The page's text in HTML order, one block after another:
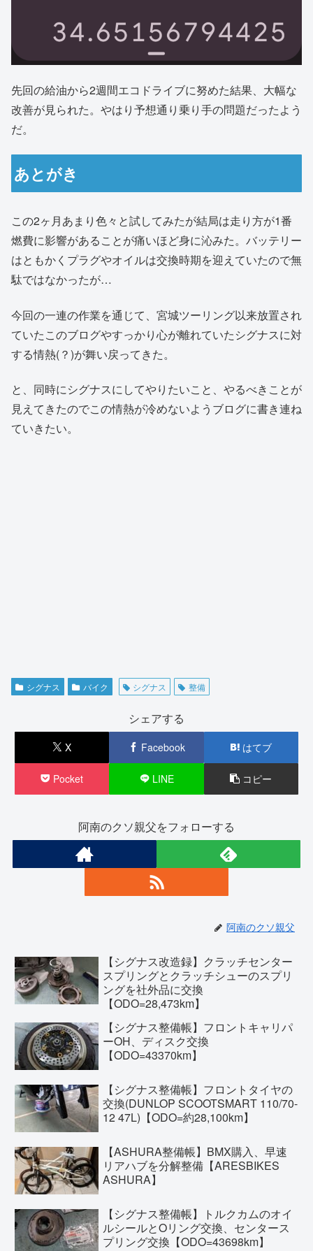
先回の給油から2週間エコドライブに努めた結果、大幅な
改善が見られた。やはり予想通り乗り手の問題だったよう
だ。
あとがき
この2ヶ月あまり色々と試してみたが結局は走り方が1番
燃費に影響があることが痛いほど身に沁みた。バッテリー
はともかくプラグやオイルは交換時期を迎えていたので無
駄ではなかったが…
今回の一連の作業を通じて、宮城ツーリング以来放置され
ていたこのブログやすっかり心が離れていたシグナスに対
する情熱(？)が舞い戻ってきた。
と、同時にシグナスにしてやりたいこと、やるべきことが
見えてきたのでこの情熱が冷めないようブログに書き連ね
ていきたい。
シグナス バイク シグナス 整備
シェアする
X Facebook はてブ
Pocket LINE コピー
阿南のクソ親父をフォローする
阿南のクソ親父
【シグナス改造録】クラッチセンター
スプリングとクラッチシューのスプリ
ングを社外品に交換
【ODO=28,473km】
【シグナス整備帳】フロントキャリパ
ーOH、ディスク交換
【ODO=43370km】
【シグナス整備帳】フロントタイヤの
交換(DUNLOP SCOOTSMART 110/70-
12 47L)【ODO=約28,100km】
【ASHURA整備帳】BMX購入、早速
リアハブを分解整備【ARESBIKES
ASHURA】
【シグナス整備帳】トルクカムのオイ
ルシールとOリング交換、センタース
プリング交換【ODO=43698km】